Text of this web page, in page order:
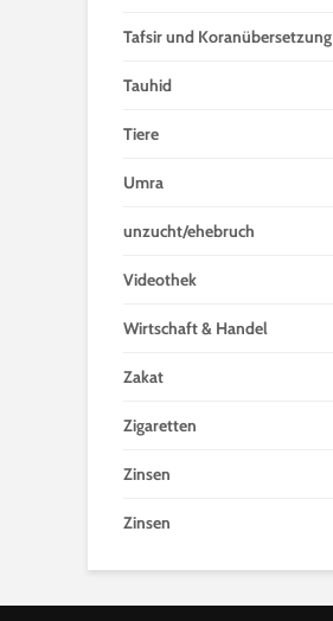
Tafsir und Koranübersetzung
Tauhid
Tiere
Umra
unzucht/ehebruch
Videothek
Wirtschaft & Handel
Zakat
Zigaretten
Zinsen
Zinsen